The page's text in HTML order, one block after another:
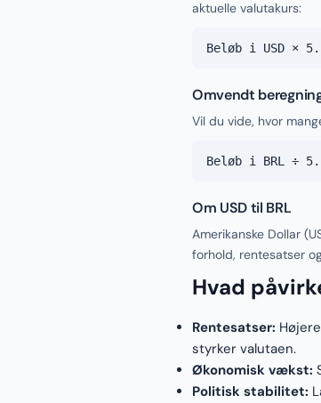
aktuelle valutakurs:
Beløb i USD ×
Omvendt
Vil du vide, hvor
Beløb i BRL ÷
Om USD til BRL
Amerikanske Dollar
forhold, rentesatser
Hvad
Rentesatser:
styrker valutaen.
Økonomisk vækst:
Politisk stabilitet: